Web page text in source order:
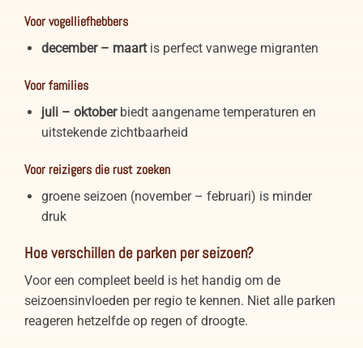
Voor vogelliefhebbers
december – maartis perfect vanwege migranten
Voor families
juli – oktoberbiedt aangename temperaturen en
uitstekende zichtbaarheid
Voor reizigers die rust zoeken
groene seizoen (november – februari) is minder
druk
Hoe verschillen de parken per seizoen?
Voor een compleet beeld is het handig om de
seizoensinvloeden per regio te kennen. Niet alle parken
reageren hetzelfde op regen of droogte.